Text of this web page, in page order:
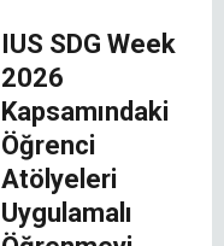
IUS SDG Week
2026
Kapsamındaki
Öğrenci
Atölyeleri
Uygulamalı